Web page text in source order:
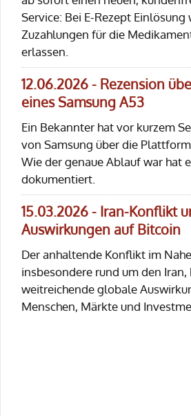
Service: Bei E-Rezept Einlösung
Zuzahlungen für die
erlassen.
12.06.2026 - Rezension
eines Samsung A53
Ein Bekannter hat vor kurzem
von Samsung über die
Wie der genaue Ablauf war hat
dokumentiert.
15.03.2026 - Iran-Konflikt
Auswirkungen auf Bitcoin
Der anhaltende Konflikt im
insbesondere rund um den Iran,
weitreichende globale
Menschen, Märkte und